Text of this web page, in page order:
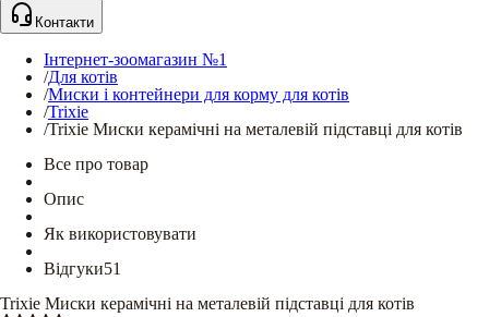
Контакти
Інтернет-зоомагазин №1
/Для котів
/Миски і контейнери для корму для котів
/Trixie
/Trixie Миски керамічні на металевій підставці для котів
Все про товар
Опис
Як використовувати
Відгуки51
Trixie Миски керамічні на металевій підставці для котів